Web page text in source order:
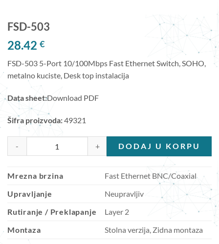
FSD-503
28.42 €
FSD-503 5-Port 10/100Mbps Fast Ethernet Switch, SOHO,
metalno kuciste, Desk top instalacija
Data sheet:Download PDF
Šifra proizvoda:49321
DODAJ U KORPU
Mrezna brzina
Fast Ethernet BNC/Coaxial
Upravljanje
Neupravljiv
Rutiranje / Preklapanje
Layer 2
Montaza
Stolna verzija, Zidna montaza